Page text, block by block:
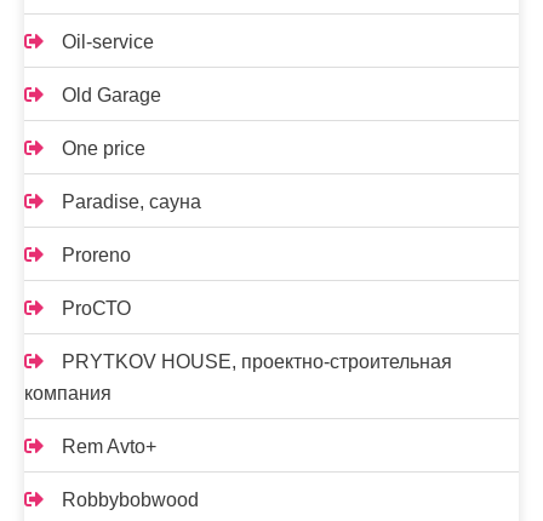
Oil-service
Old Garage
One price
Paradise, сауна
Proreno
ProСТО
PRYTKOV HOUSE, проектно-строительная
компания
Rem Avto+
Robbybobwood